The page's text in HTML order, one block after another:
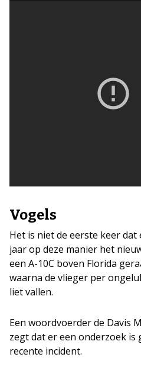
Vogels
Het is niet de eerste keer
jaar op deze manier het
een A-10C boven Florida
waarna de vlieger per
liet vallen.
Een woordvoerder de Davis
zegt dat er een onderzoek
recente incident.